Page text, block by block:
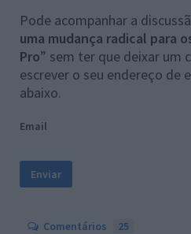
Pode acompanhar a
uma mudança radical para
Pro” sem ter que deixar um
escrever o seu endereço de
abaixo.
Email
Comentários 25